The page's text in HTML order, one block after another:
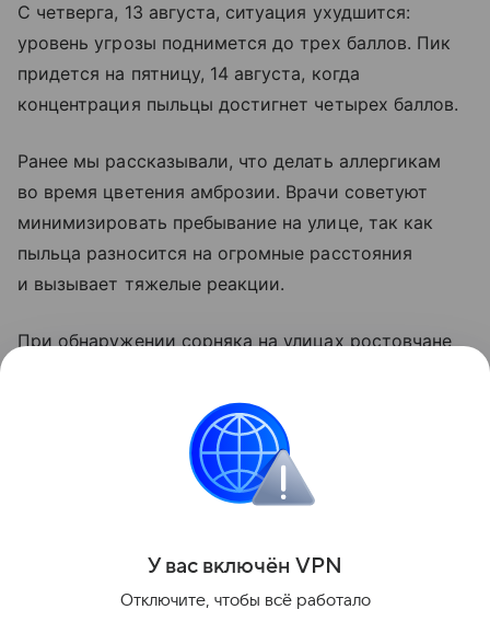
С четверга, 13 августа, ситуация ухудшится:
уровень угрозы поднимется до трех баллов. Пик
придется на пятницу, 14 августа, когда
концентрация пыльцы достигнет четырех баллов.
Ранее мы рассказывали, что делать аллергикам
во время цветения амброзии. Врачи советуют
минимизировать пребывание на улице, так как
пыльца разносится на огромные расстояния
и вызывает тяжелые реакции.
При обнаружении сорняка на улицах ростовчане
За отказ вовремя скосить опасную траву
владельцам земли грозят крупные штрафы.
Подпишись на нас в MAX и Telegram.
Поделиться
У вас включён VPN
Отключите, чтобы всё работало